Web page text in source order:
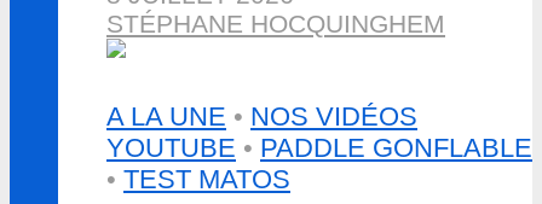
STÉPHANE HOCQUINGHEM
A LA UNE • NOS VIDÉOS
YOUTUBE • PADDLE GONFLABLE
• TEST MATOS